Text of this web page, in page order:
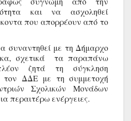
και να ασχοληθεί
που απορρέουν από το
με τη Δήμαρχο
σχετικά  τα παραπάνω
ζητά τη σύγκληση
τον ΔΔΕ με τη συμμετοχή
Σχολικών Μονάδων
περαιτέρω ενέργειες.